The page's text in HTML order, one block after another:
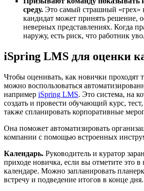
среду. Это самый страшный
кандидат может принять решение,
неверных представлениях. Когда
наружу, есть риск, что работник
iSpring LMS для оценки
Чтобы оценивать, как новички проходят
можно воспользоваться
например iSpring LMS. Это система, на
создать и провести обучающий курс,
также спланировать корпоративные
Она поможет автоматизировать
компании с помощью встроенных
Календарь. Руководитель и куратор
приходе новичка, если вы отметите это в
календаре. Можно запланировать
встречу и подведение итогов в конце дня.